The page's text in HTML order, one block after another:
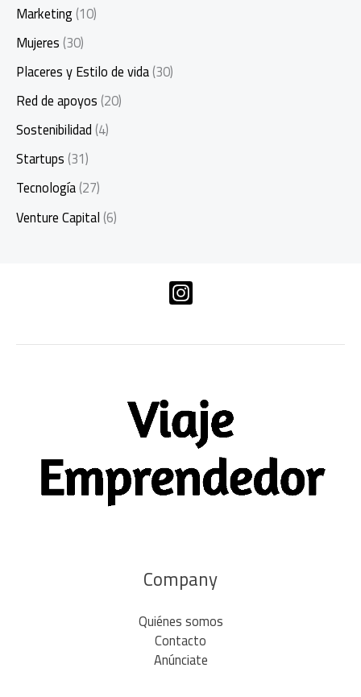
Marketing(10)
Mujeres(30)
Placeres y Estilo de vida(30)
Red de apoyos(20)
Sostenibilidad(4)
Startups(31)
Tecnología(27)
Venture Capital(6)
Company
Quiénes somos
Contacto
Anúnciate